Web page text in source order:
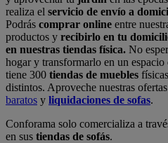
realiza el servicio de envío a
Podrás comprar online entre
productos y recibirlo en tu
en nuestras tiendas física. No
hogar y transformarlo en un
tiene 300 tiendas de muebles
distintos. Aproveche nuestras
baratos y liquidaciones de sofas.
Conforama solo comercializa a
en sus tiendas de sofás.